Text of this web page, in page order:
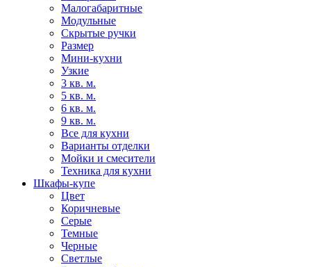
Малогабаритные
Модульные
Скрытые ручки
Размер
Мини-кухни
Узкие
3 кв. м.
5 кв. м.
6 кв. м.
9 кв. м.
Все для кухни
Варианты отделки
Мойки и смесители
Техника для кухни
Шкафы-купе
Цвет
Коричневые
Серые
Темные
Черные
Светлые